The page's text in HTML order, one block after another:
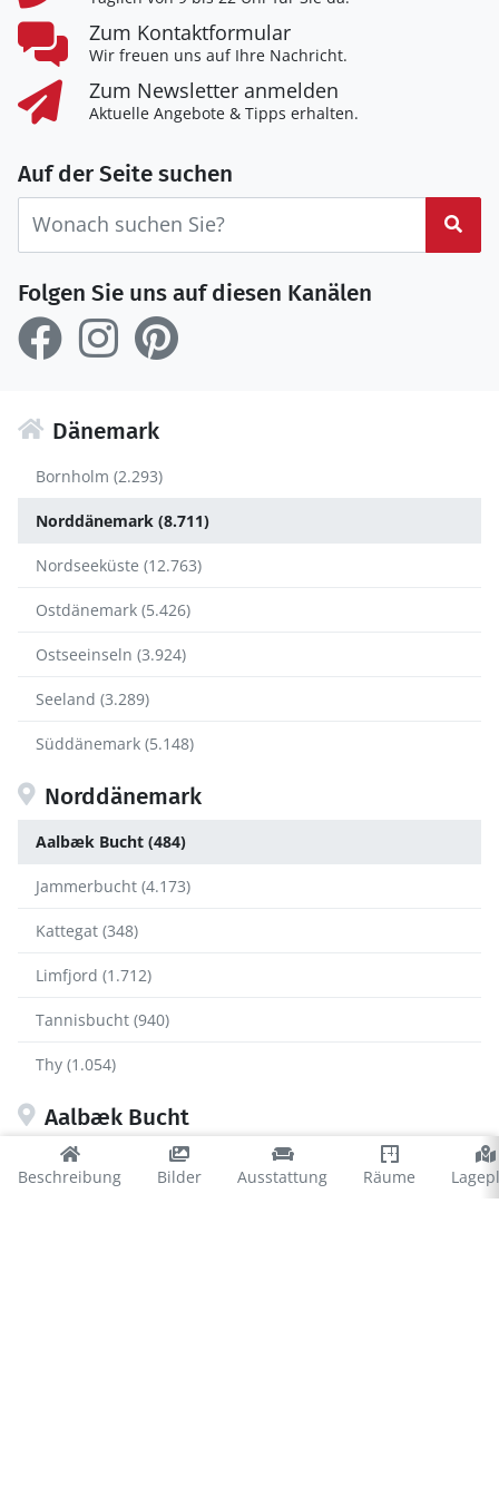
Beschreibung Bilder Ausstattung Räume
Zum Kontaktformular
Wir freuen uns auf Ihre Nachricht.
Zum Newsletter anmelden
Aktuelle Angebote & Tipps erhalten.
Auf der Seite suchen
Folgen Sie uns auf diesen Kanälen
Dänemark
Bornholm (2.293)
Norddänemark (8.711)
Nordseeküste (12.763)
Ostdänemark (5.426)
Ostseeinseln (3.924)
Seeland (3.289)
Süddänemark (5.148)
Norddänemark
Aalbæk Bucht (484)
Jammerbucht (4.173)
Kattegat (348)
Limfjord (1.712)
Tannisbucht (940)
Thy (1.054)
Aalbæk Bucht
Aalbæk (167)